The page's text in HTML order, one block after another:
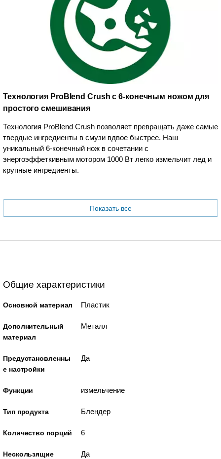
Технология ProBlend Crush с 6-конечным ножом для
простого смешивания
Технология ProBlend Crush позволяет превращать даже самые
твердые ингредиенты в смузи вдвое быстрее. Наш
уникальный 6-конечный нож в сочетании с
энергоэффеткивным мотором 1000 Вт легко измельчит лед и
крупные ингредиенты.
Показать все
Общие характеристики
Основной материал Пластик
Дополнительный
материал
Металл
Предустановленны
е настройки
Да
Функции измельчение
Тип продукта Блендер
Количество порций 6
Нескользящие
Да